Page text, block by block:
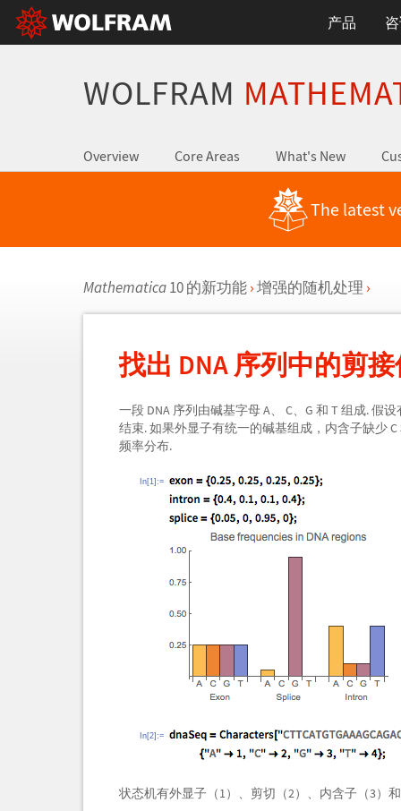
产品
WOLFRAM
Overview Core Areas What's New
The latest
Mathematica10 的新功能 ›增强的随机处理 ›
找出 DNA 序列中的剪
一段 DNA 序列由碱基字母 A、 C、G 和 T 组成.
结束. 如果外显子有统一的碱基组成，内含子缺少
频率分布.
In[1]:=
In[2]:=
状态机有外显子（1）、剪切（2）、内含子（3）